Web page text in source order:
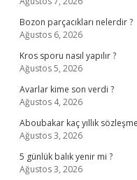
Bozon parçacıkları nelerdir ?
Ağustos 6, 2026
Kros sporu nasıl yapılır ?
Ağustos 5, 2026
Avarlar kime son verdi ?
Ağustos 4, 2026
Aboubakar kaç yıllık
Ağustos 3, 2026
5 günlük balık yenir mi ?
Ağustos 3, 2026